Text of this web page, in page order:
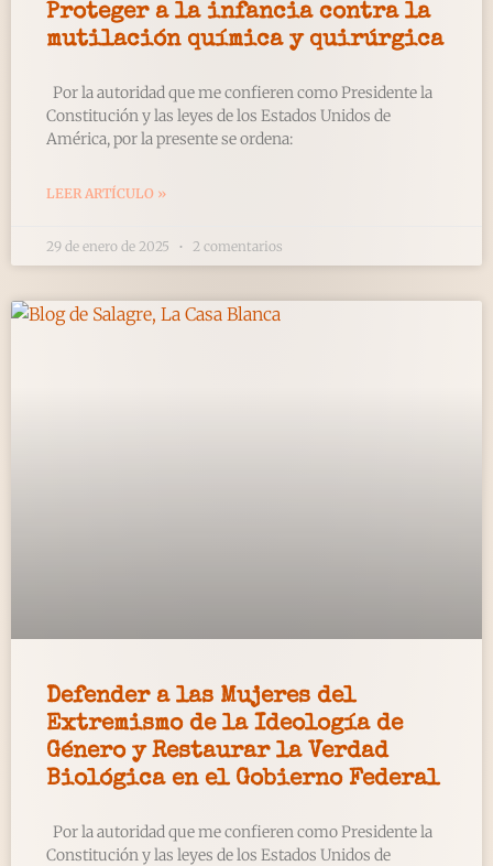
Proteger a la infancia contra la
mutilación química y quirúrgica
Por la autoridad que me confieren como Presidente la
Constitución y las leyes de los Estados Unidos de
América, por la presente se ordena:
LEER ARTÍCULO »
29 de enero de 2025 2 comentarios
Defender a las Mujeres del
Extremismo de la Ideología de
Género y Restaurar la Verdad
Biológica en el Gobierno Federal
Por la autoridad que me confieren como Presidente la
Constitución y las leyes de los Estados Unidos de